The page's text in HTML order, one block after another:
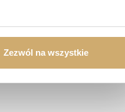
Zezwól na wszystkie